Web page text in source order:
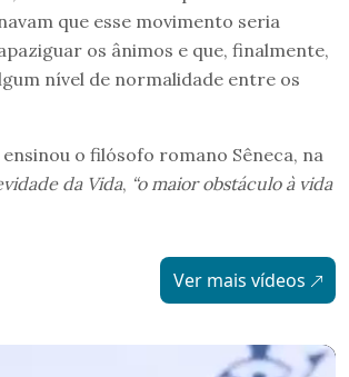
que esse movimento seria
os ânimos e que, finalmente,
nível de normalidade entre os
o filósofo romano Sêneca, na
da Vida, “o maior obstáculo à vida
Ver mais vídeos